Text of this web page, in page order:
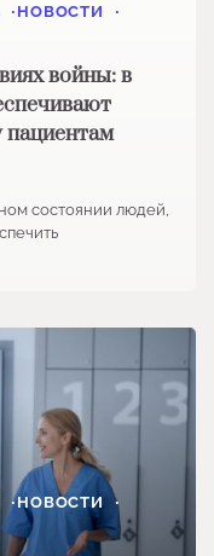
НОВОСТИ
войны: в
пациентам
состоянии людей,
НОВОСТИ